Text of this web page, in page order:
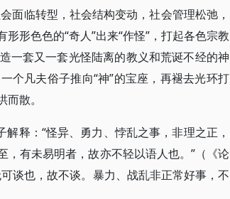
面临转型，社会结构变动，社会管理松弛，
形色色的“奇人”出来“作怪”，打起各色宗教
一套又一套光怪陆离的教义和荒诞不经的神
个凡夫俗子推向“神”的宝座，再褪去光环打
散。
释：“怪异、勇力、悖乱之事，非理之正，
有未易明者，故亦不轻以语人也。”（《论
谈也，故不谈。暴力、战乱非正常好事，不